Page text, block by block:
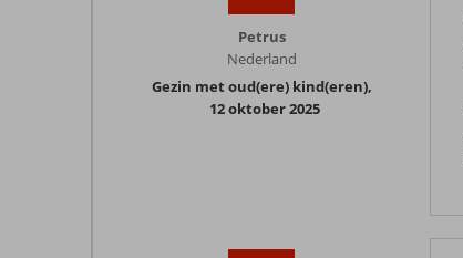
Petrus
Nederland
Gezin met oud(ere) kind(eren),
12 oktober 2025